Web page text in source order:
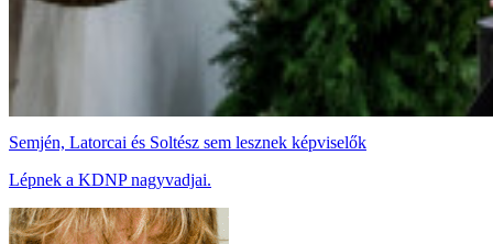
Semjén, Latorcai és Soltész sem lesznek képviselők
Lépnek a KDNP nagyvadjai.